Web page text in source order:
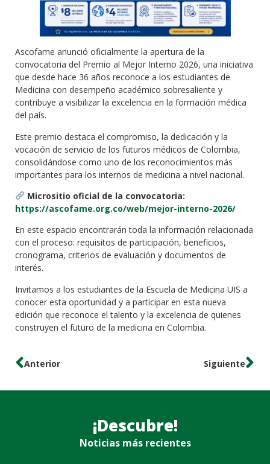
Ascofame anunció oficialmente la apertura de la
convocatoria del Premio al Mejor Interno 2026, una iniciativa
que desde hace 36 años reconoce a los estudiantes de
Medicina con desempeño académico sobresaliente y
contribuye a visibilizar la excelencia en la formación médica
del país.
Este premio destaca el compromiso, la dedicación y la
vocación de servicio de los futuros médicos de Colombia,
consolidándose como uno de los reconocimientos más
importantes para los internos de medicina a nivel nacional.
Micrositio oficial de la convocatoria:
https://ascofame.org.co/web/mejor-interno-2026/
En este espacio encontrarán toda la información relacionada
con el proceso: requisitos de participación, beneficios,
cronograma, criterios de evaluación y documentos de
interés.
Invitamos a los estudiantes de la Escuela de Medicina UIS a
conocer esta oportunidad y a participar en esta nueva
edición que reconoce el talento y la excelencia de quienes
construyen el futuro de la medicina en Colombia.
Anterior Siguiente
¡Descubre!
Noticias más recientes